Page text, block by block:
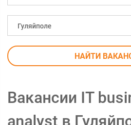
Гуляйполе
НАЙТИ
Вакансии IT
analyst в